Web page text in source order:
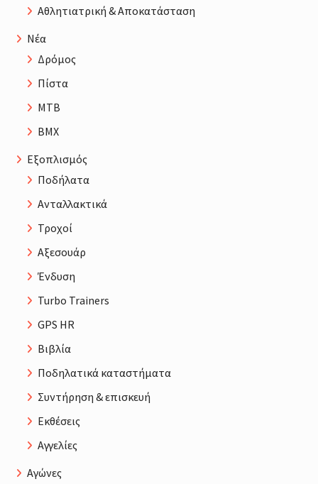
Αθλητιατρική & Αποκατάσταση
Νέα
Δρόμος
Πίστα
MTB
BMX
Εξοπλισμός
Ποδήλατα
Ανταλλακτικά
Τροχοί
Αξεσουάρ
Ένδυση
Turbo Trainers
GPS HR
Βιβλία
Ποδηλατικά καταστήματα
Συντήρηση & επισκευή
Εκθέσεις
Αγγελίες
Αγώνες